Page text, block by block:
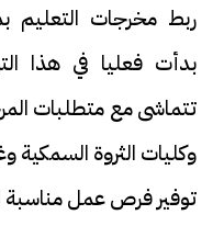
ربط مخرجات التعليم
بدأت فعليا في هذا
تتماشى مع متطلبات
وكليات الثروة السمكية
توفير فرص عمل